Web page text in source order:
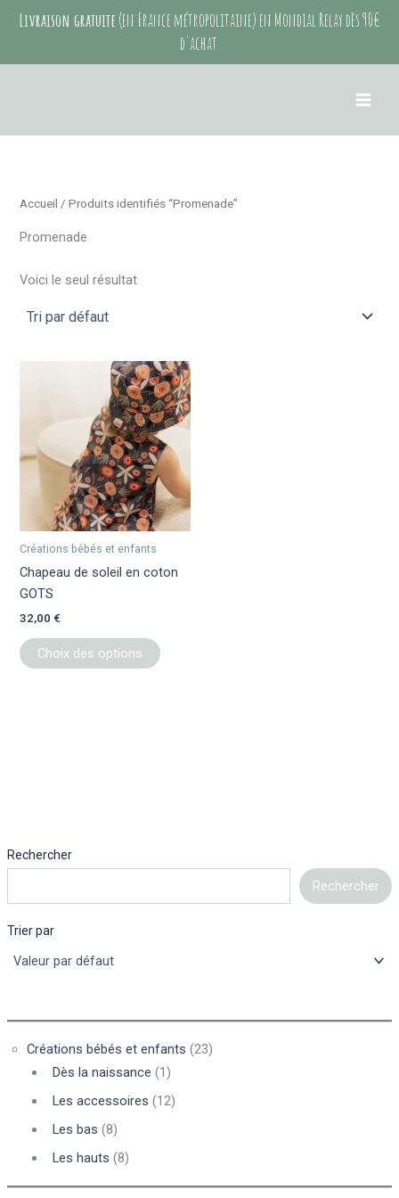
Livraison gratuite (en France métropolitaine) en Mondial Relay dès 90€
d'achat.
Aller
Rechercher
Rechercher
Trier par
Créations bébés et enfants (23)
Dès la naissance (1)
Les accessoires (12)
Les bas (8)
Les hauts (8)
Accueil / Produits identifiés “Promenade”
Promenade
Voici le seul résultat
Créations bébés et enfants
Chapeau de soleil en coton
GOTS
32,00 €
Choix des options
Ce
produit
a
plusieurs
variations.
Les
options
peuvent
du